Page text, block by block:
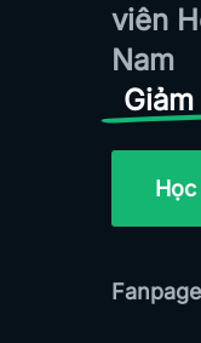
viên
Nam
Fanpage